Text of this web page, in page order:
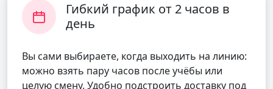
Гибкий график от 2 часов в
день
Вы сами выбираете, когда выходить на линию:
можно взять пару часов после учёбы или
целую смену. Удобно подстроить доставку под